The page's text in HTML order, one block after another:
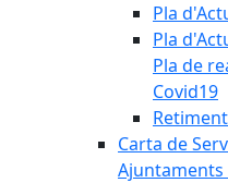
Pla
Pla
Pla de
Covid19
Carta de
Ajuntaments